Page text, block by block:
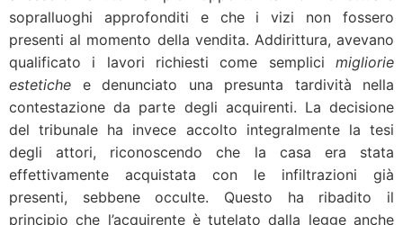
sopralluoghi approfonditi e che i vizi non fossero
presenti al momento della vendita. Addirittura, avevano
qualificato i lavori richiesti come semplici migliorie
estetiche e denunciato una presunta tardività nella
contestazione da parte degli acquirenti. La decisione
del tribunale ha invece accolto integralmente la tesi
degli attori, riconoscendo che la casa era stata
effettivamente acquistata con le infiltrazioni già
presenti, sebbene occulte. Questo ha ribadito il
principio che l’acquirente è tutelato dalla legge anche